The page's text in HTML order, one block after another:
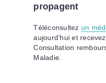
propagent
Téléconsultez un
aujourd’hui et
Consultation
Maladie.